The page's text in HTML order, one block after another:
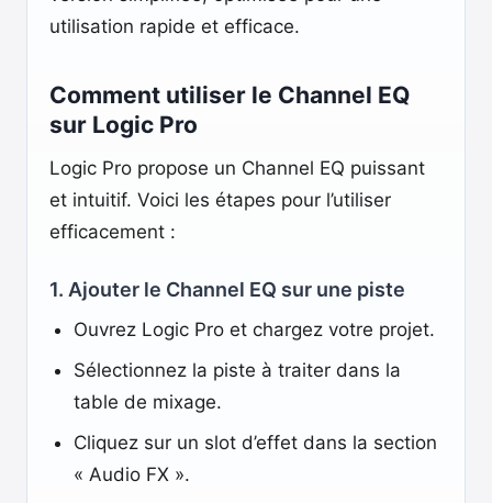
utilisation rapide et efficace.
Comment utiliser le Channel EQ
sur Logic Pro
Logic Pro propose un Channel EQ puissant
et intuitif. Voici les étapes pour l’utiliser
efficacement :
1. Ajouter le Channel EQ sur une piste
Ouvrez Logic Pro et chargez votre projet.
Sélectionnez la piste à traiter dans la
table de mixage.
Cliquez sur un slot d’effet dans la section
« Audio FX ».